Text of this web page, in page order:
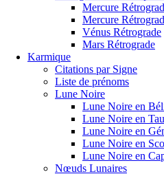
Mercure
Mercure
Vénus Rétrograde
Mars Rétrograde
Karmique
Citations par Signe
Liste de prénoms
Lune Noire
Lune Noire en
Lune Noire en
Lune Noire en
Lune Noire en
Lune Noire en
Nœuds Lunaires